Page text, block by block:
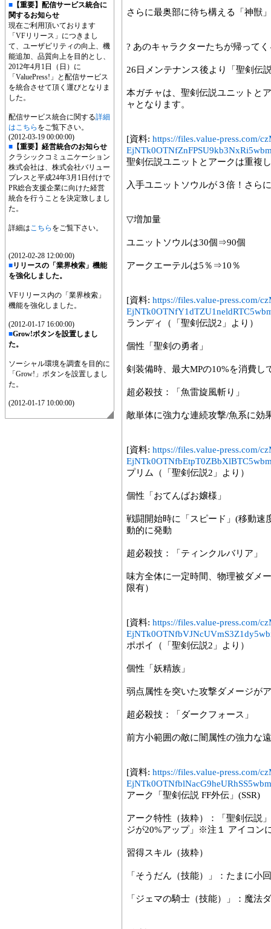
■ 【重要】配信サービス統合に
関するお知らせ
現在ご利用頂いております
「VFリリース」につきまし
て、ユーザビリティの向上、機
能追加、品質向上を目的とし、
2012年4月1日（日）に
「ValuePress!」と配信サービス
を統合させて頂く運びとなりま
した。
配信サービス統合に関する詳細
はこちら をご覧下さい。
(2012-03-19 00:00:00)
■ 【重要】経営統合のお知らせ
クラシックコミュニケーション
株式会社は、株式会社バリュー
プレスと平成24年3月1日付けで
PR総合支援企業に向けた経営
統合を行うことを決定致しまし
た。
詳細はこちら をご覧下さい。
(2012-02-28 12:00:00)
■リリースの「業界検索」機能
を強化しました。
VFリリース内の「業界検索」
機能を強化しました。
(2012-01-17 16:00:00)
■Grow!ボタンを設置しまし
た。
ソーシャル環境を調査を目的に
「Grow!」ボタンを設置しまし
た。
(2012-01-17 10:00:00)
さらに最奥部に待ち構える「神獣
? あのキャラクターたちが帰って
26日メンテナンス後より「聖剣伝
本ガチャは、聖剣伝説ユニットと
ャとなります。
[資料: https://files.value-press.com/
聖剣伝説ユニットとアークは重複
入手ユニットソウルが３倍！さら
▽増加量
ユニットソウルは30個⇒90個
アークエーテルは5％⇒10％
[資料: https://files.value-press.com/
ランディ（「聖剣伝説2」より）
個性「聖剣の勇者」
剣装備時、最大MPの10%を消費し
超必殺技：「魚雷旋風斬り」
敵単体に強力な連続攻撃/魚系に効
[資料: https://files.value-press.com/
プリム（「聖剣伝説2」より）
個性「おてんばお嬢様」
戦闘開始時に「スピード」(移動速
動的に発動
超必殺技：「ティンクルバリア」
味方全体に一定時間、物理被ダメ
限有）
[資料: https://files.value-press.com/
ポポイ（「聖剣伝説2」より）
個性「妖精族」
弱点属性を突いた攻撃ダメージが
超必殺技：「ダークフォース」
前方小範囲の敵に闇属性の強力な
[資料: https://files.value-press.com/
アーク「聖剣伝説 FF外伝」(SSR)
アーク特性（抜粋）：「聖剣伝説
ジが20%アップ」※注１ アイコン
習得スキル（抜粋）
「そうだん（技能）」：たまに小
「ジェマの騎士（技能）」：魔法